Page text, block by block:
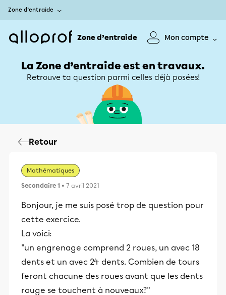
Zone d’entraide
Zone d’entraide Mon compte
La Zone d’entraide est en travaux.
Retrouve ta question parmi celles déjà posées!
Retour
Mathématiques
Secondaire 1 • 7 avril 2021
Bonjour, je me suis posé trop de question pour
cette exercice.
La voici:
"un engrenage comprend 2 roues, un avec 18
dents et un avec 24 dents. Combien de tours
feront chacune des roues avant que les dents
rouge se touchent à nouveaux?"